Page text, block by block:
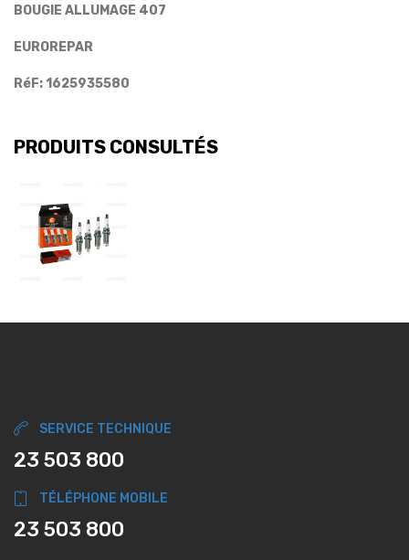
BOUGIE ALLUMAGE 407
EUROREPAR
RéF: 1625935580
PRODUITS CONSULTÉS
SERVICE TECHNIQUE
23 503 800
TÉLÉPHONE MOBILE
23 503 800